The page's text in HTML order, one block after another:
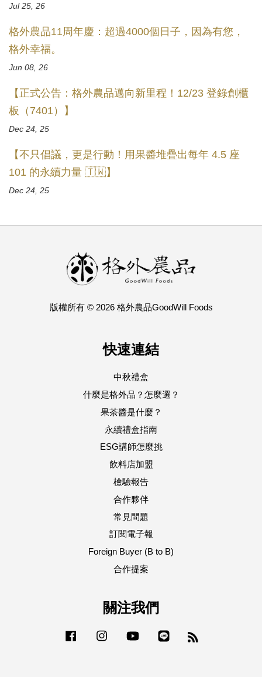
Jul 25, 26
格外農品11周年慶：超過4000個日子，因為有您，
格外幸福。
Jun 08, 26
【正式公告：格外農品邁向新里程！12/23 登錄創櫃
板（7401）】
Dec 24, 25
【不只倡議，更是行動！用果醬堆疊出每年 4.5 座
101 的永續力量 🇹🇼】
Dec 24, 25
版權所有 © 2026 格外農品GoodWill Foods
快速連結
中秋禮盒
什麼是格外品？怎麼選？
果茶醬是什麼？
永續禮盒指南
ESG講師怎麼挑
飲料店加盟
檢驗報告
合作夥伴
常見問題
訂閱電子報
Foreign Buyer (B to B)
合作提案
關注我們
Facebook Instagram YouTube